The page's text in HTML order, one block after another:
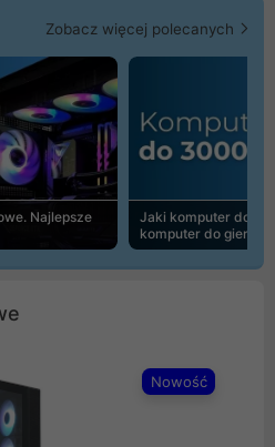
Zobacz więcej polecanych
Najlepsze
Jaki komputer do
komputer do gier |
Nowość